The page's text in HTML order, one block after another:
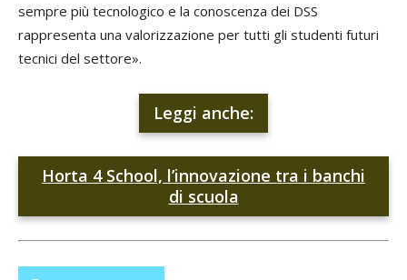
sempre più tecnologico e la conoscenza dei DSS
rappresenta una valorizzazione per tutti gli studenti futuri
tecnici del settore».
Leggi anche:
Horta 4 School, l’innovazione tra i banchi
di scuola